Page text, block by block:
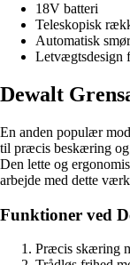
18V batteri
Teleskopisk
Automatisk
Letvægtsdesign
Dewalt
En anden populær
til præcis beskæring
Den lette og
arbejde med dette
Funktioner ved
Præcis skæring